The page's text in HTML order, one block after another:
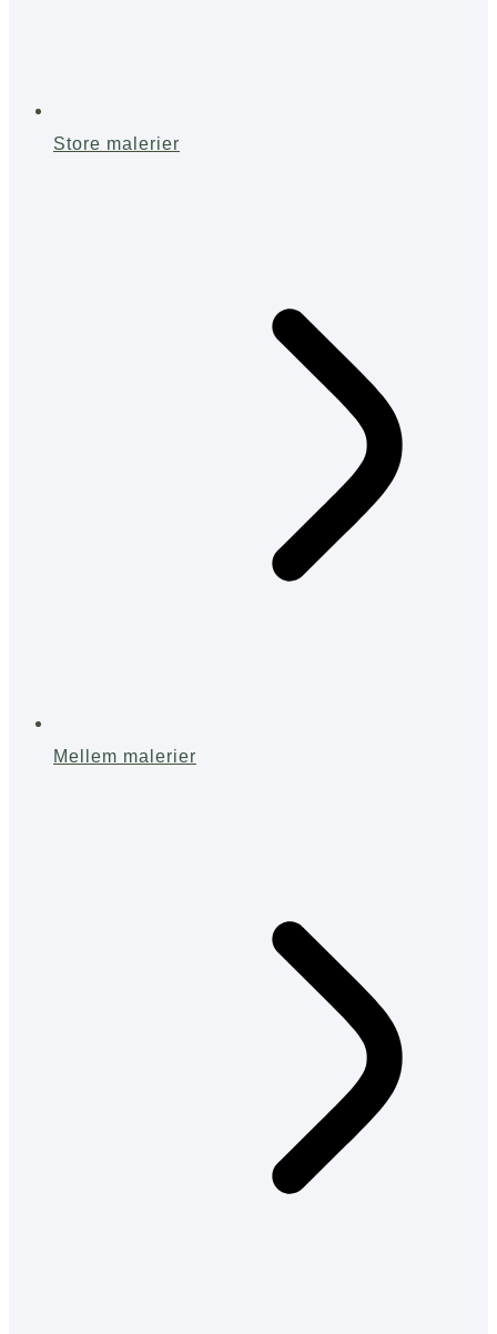
Store malerier
Mellem malerier